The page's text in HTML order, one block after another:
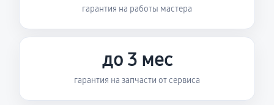
гарантия на работы мастера
до 3 мес
гарантия на запчасти от сервиса